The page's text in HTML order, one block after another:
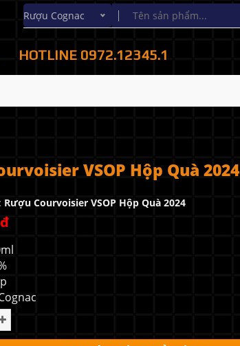
Rượu Cognac
HOTLINE 0972.12345.1
VSOP Hộp Quà 2024
Rượu Courvoisier VSOP Hộp Quà 2024